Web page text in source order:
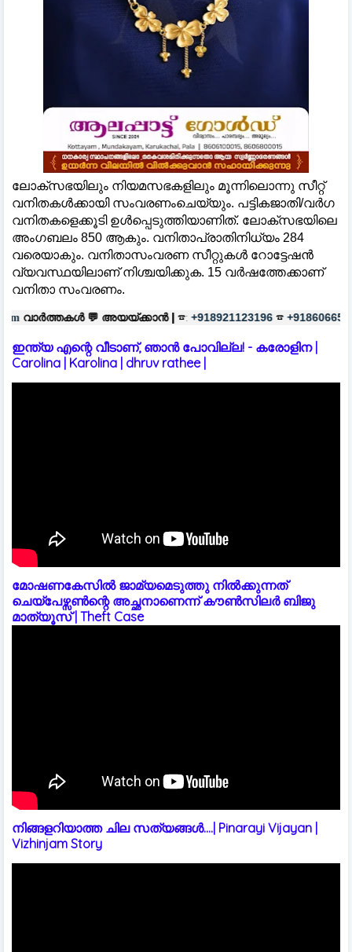
ലോക്സഭയിലും നിയമസഭകളിലും മൂന്നിലൊന്നു സീറ്റ്
വനിതകൾക്കായി സംവരണംചെയ്യും. പട്ടികജാതി/വർഗ
വനിതകളെക്കൂടി ഉൾപ്പെടുത്തിയാണിത്. ലോക്സഭയിലെ
അംഗബലം 850 ആകും. വനിതാപ്രാതിനിധ്യം 284
വരെയാകും. വനിതാസംവരണ സീറ്റുകൾ റോട്ടേഷൻ
വ്യവസ്ഥയിലാണ് നിശ്ചയിക്കുക. 15 വർഷത്തേക്കാണ്
വനിതാ സംവരണം.
അയയ്ക്കാൻ | ☎: +918921123196 ☎ +918606657037
ഇന്ത്യ എന്റെ വീടാണ്, ഞാൻ പോവില്ല! - കരോളിന |
Carolina | Karolina | dhruv rathee |
മോഷണകേസിൽ ജാമ്യമെടുത്തു നിൽക്കുന്നത്
ചെയ്പേഴ്സൺന്റെ അച്ഛനാണെന്ന് കൗൺസിലർ ബിജു
മാത്യൂസ് | Theft Case
നിങ്ങളറിയാത്ത ചില സത്യങ്ങൾ....| Pinarayi Vijayan |
Vizhinjam Story